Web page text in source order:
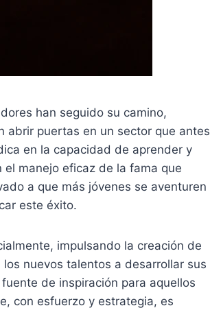
han seguido su camino,
abrir puertas en un sector que antes
en la capacidad de aprender y
manejo eficaz de la fama que
a que más jóvenes se aventuren
este éxito.
impulsando la creación de
nuevos talentos a desarrollar sus
de inspiración para aquellos
con esfuerzo y estrategia, es